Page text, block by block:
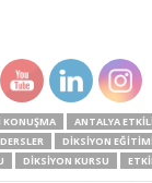
KONUŞMA
ANTALYA
DIKSIYON EĞITIMI
DİKSİYON KURSU